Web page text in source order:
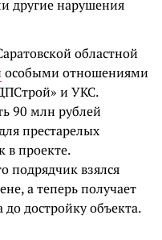
другие нарушения
областной
особыми отношениями
и УКС.
90 млн рублей
престарелых
в проекте.
подрядчик взялся
а теперь получает
достройку объекта.